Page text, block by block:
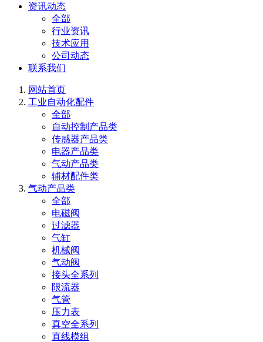
资讯动态
全部
行业资讯
技术应用
公司动态
联系我们
网站首页
工业自动化配件
全部
自动控制产品类
传感器产品类
电器产品类
气动产品类
辅材配件类
气动产品类
全部
电磁阀
过滤器
气缸
机械阀
气动阀
接头全系列
限流器
气管
压力表
真空全系列
直线模组